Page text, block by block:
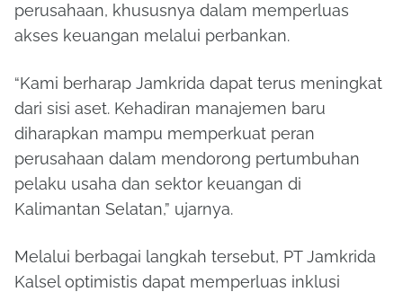
perusahaan, khususnya dalam memperluas
akses keuangan melalui perbankan.
“Kami berharap Jamkrida dapat terus meningkat
dari sisi aset. Kehadiran manajemen baru
diharapkan mampu memperkuat peran
perusahaan dalam mendorong pertumbuhan
pelaku usaha dan sektor keuangan di
Kalimantan Selatan,” ujarnya.
Melalui berbagai langkah tersebut, PT Jamkrida
Kalsel optimistis dapat memperluas inklusi